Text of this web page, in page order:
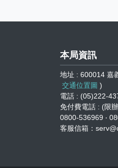
本局資訊
地址 : 600014 嘉
交通位置圖 )
電話 : (05)222-
免付費電話 : (限
0800-536969 ‧
客服信箱：